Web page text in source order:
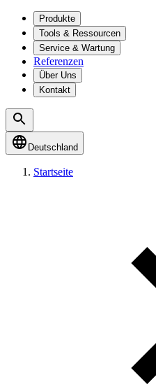
Produkte
Tools & Ressourcen
Service & Wartung
Referenzen
Über Uns
Kontakt
Deutschland
Startseite